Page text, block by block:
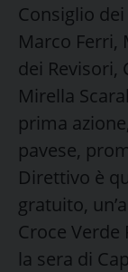
Consiglio
Marco Ferri,
dei Revisori,
Mirella
prima
pavese,
Direttivo è
gratuito,
Croce Verde
la sera di